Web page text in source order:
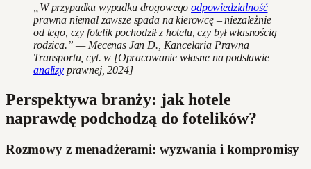
„W przypadku wypadku drogowegoodpowiedzialność
prawna niemal zawsze spada na kierowcę – niezależnie
od tego, czy fotelik pochodził z hotelu, czy był własnością
rodzica.” — Mecenas Jan D., Kancelaria Prawna
Transportu, cyt. w [Opracowanie własne na podstawie
analizyprawnej, 2024]
Perspektywa branży: jak hotele
naprawdę podchodzą do fotelików?
Rozmowy z menadżerami: wyzwania i kompromisy